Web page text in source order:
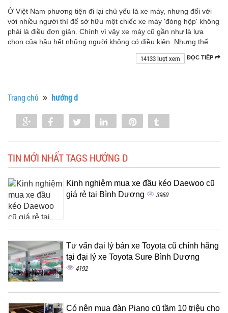
Ở Việt Nam phương tiện đi lại chủ yếu là xe máy, nhưng đối với
với nhiều người thì để sở hữu một chiếc xe máy 'đóng hộp' không
phải là điều đơn giản. Chính vì vậy xe máy cũ gần như là lựa
chọn của hầu hết những người không có điều kiện. Nhưng thế
ĐỌC TIẾP
14133 lượt xem
Trang chủ hướng d
Share Share Tweet Share
TIN MỚI NHẤT TAGS HƯỚNG D
Kinh nghiệm mua xe đầu kéo Daewoo cũ
giá rẻ tại Bình Dương
3960
Tư vấn đại lý bán xe Toyota cũ chính hãng
tại đại lý xe Toyota Sure Bình Dương
4192
Có nên mua đàn Piano cũ tầm 10 triệu cho